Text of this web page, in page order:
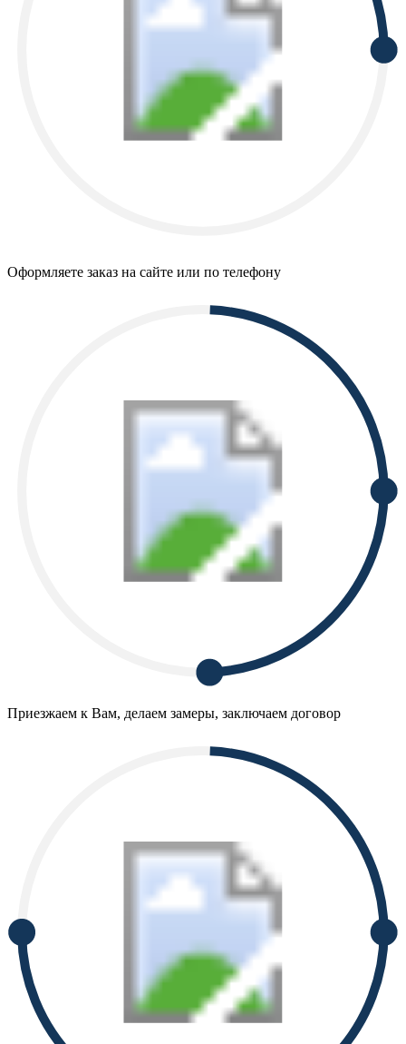
Оформляете заказ на сайте или по телефону
Приезжаем к Вам, делаем замеры, заключаем договор